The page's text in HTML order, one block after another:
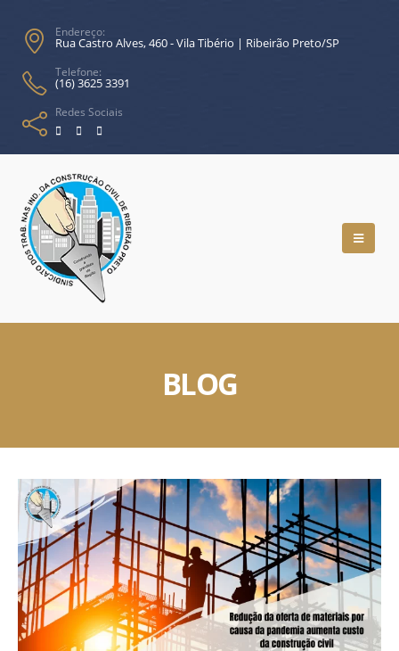
Endereço:
Rua Castro Alves, 460 - Vila Tibério | Ribeirão Preto/SP
Telefone:
(16) 3625 3391
Redes Sociais
BLOG